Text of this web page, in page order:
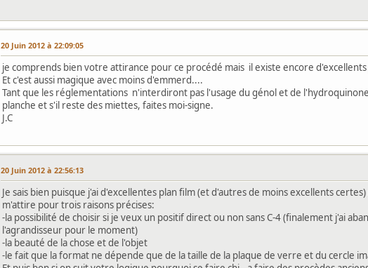
20 Juin 2012 à 22:09:05
je comprends bien votre attirance pour ce procédé mais il existe encore d'excellents
Et c'est aussi magique avec moins d'emmerd....
Tant que les réglementations n'interdiront pas l'usage du génol et de
planche et s'il reste des miettes, faites moi-signe.
J.C
20 Juin 2012 à 22:56:13
Je sais bien puisque j'ai d'excellentes plan film (et d'autres de moins excellents
m'attire pour trois raisons précises:
-la possibilité de choisir si je veux un positif direct ou non sans C-4 (finalement j'ai
l'agrandisseur pour le moment)
-la beauté de la chose et de l'objet
-le fait que la format ne dépende que de la taille de la plaque de verre et du cercle